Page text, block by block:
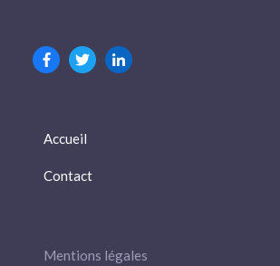
Accueil
Contact
Mentions légales